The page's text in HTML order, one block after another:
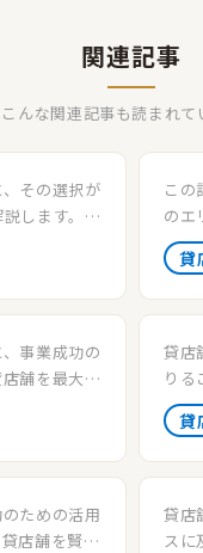
関連記事
こんな関連記事も読まれて
その選択が
します。好
ネスチャ
貸
この
のエ
す。
トを
事業成功の
舗を最大限
しょう。
貸
貸店
りる
的な
解説
ための活用
店舗を賢く
貸店
スに